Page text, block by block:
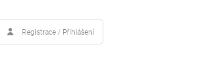
Registrace / Přihlášení